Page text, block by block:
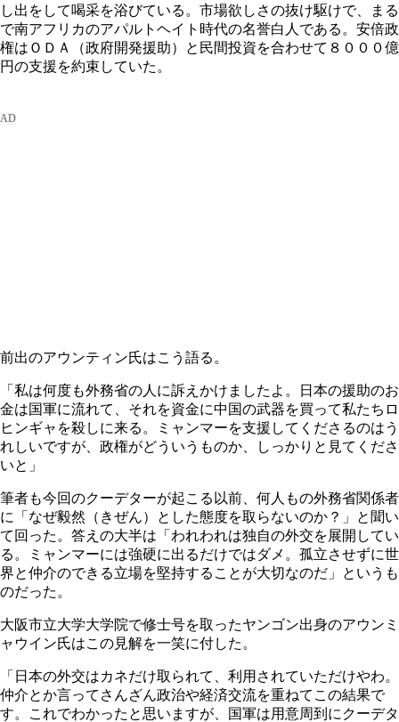
し出をして喝采を浴びている。市場欲しさの抜け駆けで、まる
で南アフリカのアパルトヘイト時代の名誉白人である。安倍政
権はＯＤＡ（政府開発援助）と民間投資を合わせて８０００億
円の支援を約束していた。
前出のアウンティン氏はこう語る。
「私は何度も外務省の人に訴えかけましたよ。日本の援助のお
金は国軍に流れて、それを資金に中国の武器を買って私たちロ
ヒンギャを殺しに来る。ミャンマーを支援してくださるのはう
れしいですが、政権がどういうものか、しっかりと見てくださ
いと」
筆者も今回のクーデターが起こる以前、何人もの外務省関係者
に「なぜ毅然（きぜん）とした態度を取らないのか？」と聞い
て回った。答えの大半は「われわれは独自の外交を展開してい
る。ミャンマーには強硬に出るだけではダメ。孤立させずに世
界と仲介のできる立場を堅持することが大切なのだ」というも
のだった。
大阪市立大学大学院で修士号を取ったヤンゴン出身のアウンミ
ャウイン氏はこの見解を一笑に付した。
「日本の外交はカネだけ取られて、利用されていただけやわ。
仲介とか言ってさんざん政治や経済交流を重ねてこの結果で
す。これでわかったと思いますが、国軍は用意周到にクーデタ